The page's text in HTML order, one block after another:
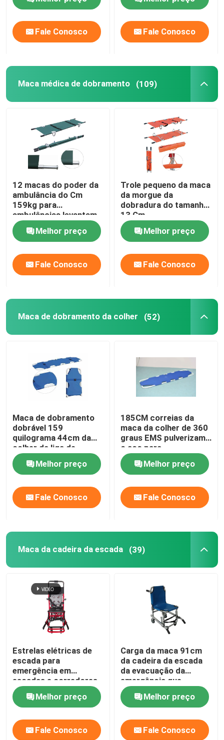
Sobre nós
Contacte-nos
Notícias
Casos
Solicite um orçamento
Maca de dobramento da colher
Maca do salvamento da emergência
Camas de hospital manuais
Camas elétricas do exame
Tabela de funcionamento cirúrgica
Cama obstétrico
Trole paciente de transferência
Trole do equipamento médico
Maca móvel da emergência
Mobília médica do hospital
de pacientes
hospitalares
Fale Conosco
da ambulância
Fale Conosco
Maca médica de dobramento (109)
12 macas do poder da
ambulância do Cm
159kg para
ambulâncias levantam
não nutrindo nenhuma
dobraduraMelhor preço
Fale Conosco
Trole pequeno da maca
da morgue da
dobradura do tamanho
13 Cm
Melhor preço
Fale Conosco
Maca de dobramento da colher (52)
Maca de dobramento
dobrável 159
quilograma 44cm da
colher da liga de
alumínio
Melhor preço
Fale Conosco
185CM correias da
maca da colher de 360
graus EMS pulverizam
o aço para
transferência paciente
Melhor preço
Fale Conosco
Maca da cadeira da escada (39)
Estrelas elétricas de
escada para
emergência em
escadas e corredores
Melhor preço
Fale Conosco
Carga da maca 91cm
da cadeira da escada
da evacuação da
emergência que
carrega 159KG
Melhor preço
Fale Conosco